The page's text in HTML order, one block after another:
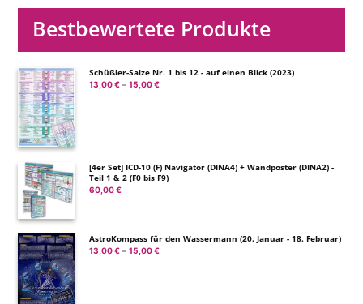
Bestbewertete Produkte
Schüßler-Salze Nr. 1 bis 12 - auf einen Blick (2023)
13,00€ – 15,00€Preisspanne:
[4er Set] ICD-10 (F) Navigator (DINA4) + Wandposter (DINA2) -
Teil 1 & 2 (F0 bis F9)
60,00€
AstroKompass für den Wassermann (20. Januar - 18. Februar)
13,00€ – 15,00€Preisspanne: